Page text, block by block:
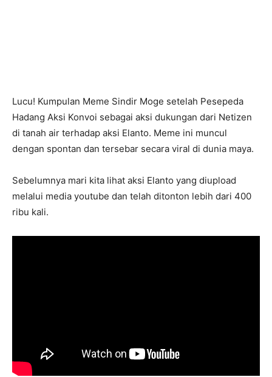
Lucu! Kumpulan Meme Sindir Moge setelah Pesepeda
Hadang Aksi Konvoi sebagai aksi dukungan dari Netizen
di tanah air terhadap aksi Elanto. Meme ini muncul
dengan spontan dan tersebar secara viral di dunia maya.
Sebelumnya mari kita lihat aksi Elanto yang diupload
melalui media youtube dan telah ditonton lebih dari 400
ribu kali.